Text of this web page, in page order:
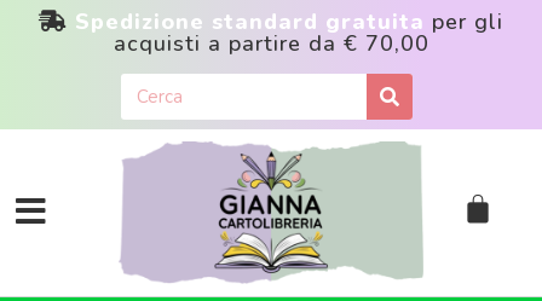
Spedizione standard gratuita per gli
acquisti a partire da € 70,00